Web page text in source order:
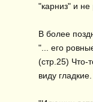
"карниз" и не
В более
"... его
(стр.25) Что-
виду гладкие.